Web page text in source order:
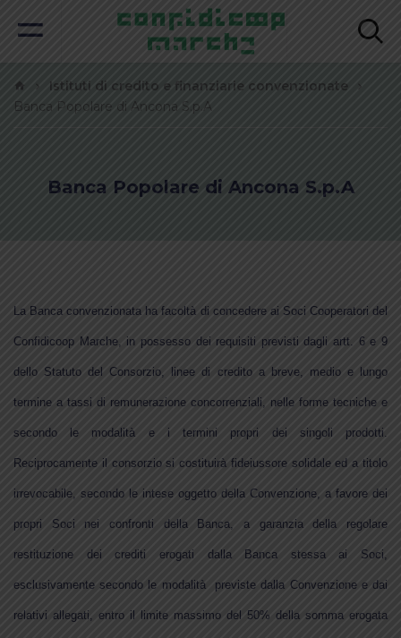
Istituti di credito e finanziarie convenzionate
Banca Popolare di Ancona S.p.A
Banca Popolare di Ancona S.p.A
La Banca convenzionata ha facoltà di concedere ai Soci Cooperatori del
Confidicoop Marche, in possesso dei requisiti previsti dagli artt. 6 e 9
dello Statuto del Consorzio, linee di credito a breve, medio e lungo
termine a tassi di remunerazione concorrenziali, nelle forme tecniche e
secondo le modalità e i termini propri dei singoli prodotti.
Reciprocamente il consorzio si costituirà fideiussore solidale ed a titolo
irrevocabile, secondo le intese oggetto della Convenzione, a favore dei
propri Soci nei confronti della Banca, a garanzia della regolare
restituzione dei crediti erogati dalla Banca stessa ai Soci,
esclusivamente secondo le modalità previste dalla Convenzione e dai
relativi allegati, entro il limite massimo del 50% della somma erogata